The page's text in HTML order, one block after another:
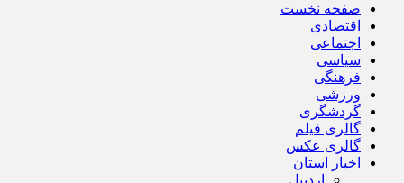
صفحه نخست
اقتصادی
اجتماعی
سیاسی
فرهنگی
ورزشی
گردشگری
گالری فیلم
گالری عکس
اخبار استان